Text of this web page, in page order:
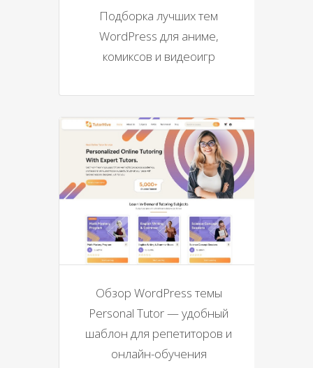
Подборка лучших тем
WordPress для аниме,
комиксов и видеоигр
Обзор WordPress темы
Personal Tutor — удобный
шаблон для репетиторов и
онлайн-обучения